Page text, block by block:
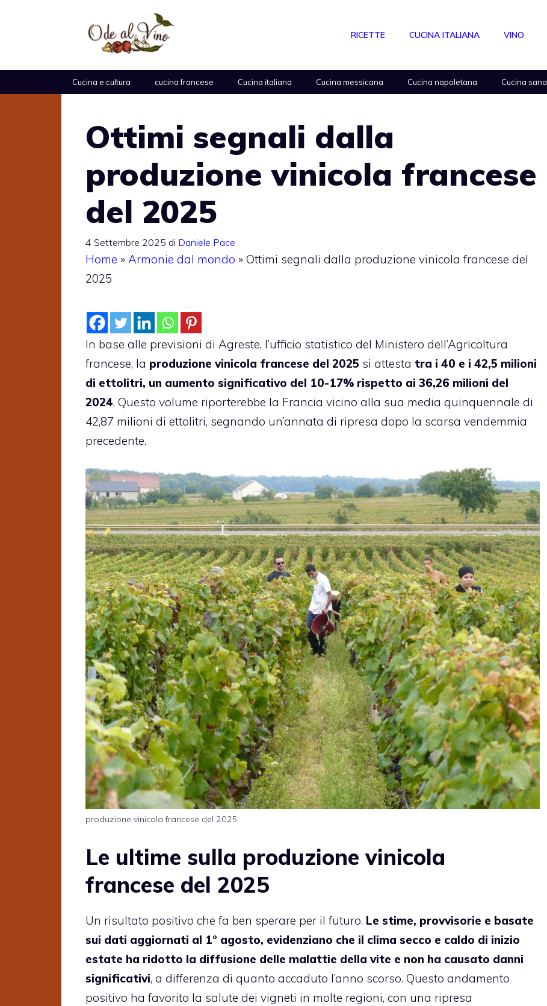
RICETTE CUCINA ITALIANA VINO
Cucina e cultura cucina francese Cucina italiana Cucina messicana Cucina napoletana Cucina sana
Ottimi segnali dalla
produzione vinicola francese
del 2025
4 Settembre 2025 di Daniele Pace
Home » Armonie dal mondo » Ottimi segnali dalla produzione vinicola francese del
2025
In base alle previsioni di Agreste, l’ufficio statistico del Ministero dell’Agricoltura
francese, la produzione vinicola francese del 2025 si attesta tra i 40 e i 42,5 milioni
di ettolitri, un aumento significativo del 10-17% rispetto ai 36,26 milioni del
2024. Questo volume riporterebbe la Francia vicino alla sua media quinquennale di
42,87 milioni di ettolitri, segnando un’annata di ripresa dopo la scarsa vendemmia
precedente.
produzione vinicola francese del 2025
Le ultime sulla produzione vinicola
francese del 2025
Un risultato positivo che fa ben sperare per il futuro. Le stime, provvisorie e basate
sui dati aggiornati al 1° agosto, evidenziano che il clima secco e caldo di inizio
estate ha ridotto la diffusione delle malattie della vite e non ha causato danni
significativi, a differenza di quanto accaduto l’anno scorso. Questo andamento
positivo ha favorito la salute dei vigneti in molte regioni, con una ripresa